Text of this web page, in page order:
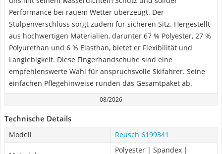
Performance bei rauem Wetter überzeugt. Der
Stulpenverschluss sorgt zudem für sicheren Sitz. Hergestellt
aus hochwertigen Materialien, darunter 67 % Polyester, 27 %
Polyurethan und 6 % Elasthan, bietet er Flexibilität und
Langlebigkeit. Diese Fingerhandschuhe sind eine
empfehlenswerte Wahl für anspruchsvolle Skifahrer. Seine
einfachen Pflegehinweise runden das Gesamtpaket ab.
08/2026
Technische Details
Modell Reusch 6199341
Polyester | Spandex |